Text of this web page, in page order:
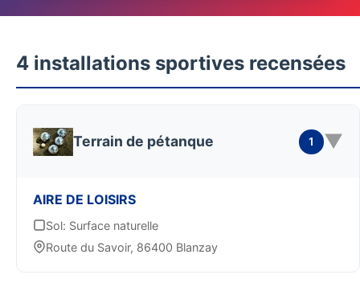
4 installations sportives recensées
Terrain de pétanque 1 ▼
AIRE DE LOISIRS
Sol: Surface naturelle
Route du Savoir, 86400 Blanzay